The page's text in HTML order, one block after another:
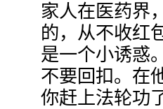
家人在医药界
的，从不收红
是一个小诱惑
不要回扣。在
你赶上法轮功